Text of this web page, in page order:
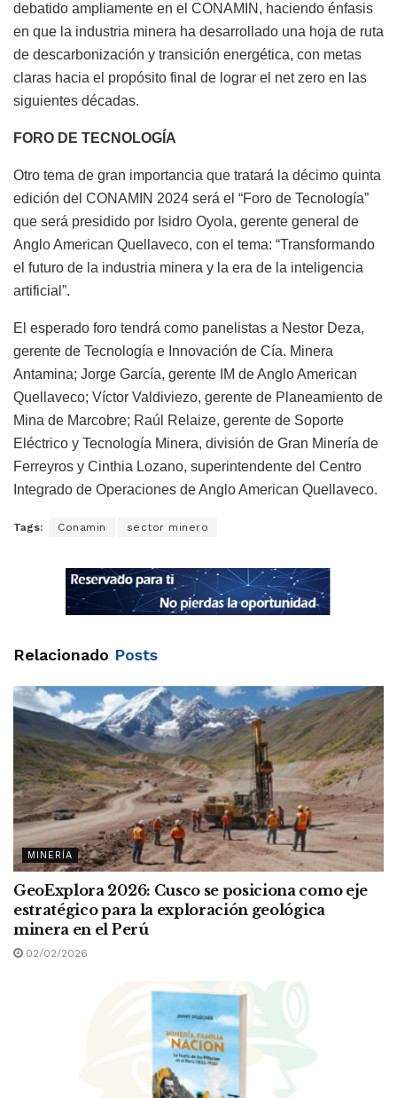
debatido ampliamente en el CONAMIN, haciendo énfasis
en que la industria minera ha desarrollado una hoja de ruta
de descarbonización y transición energética, con metas
claras hacia el propósito final de lograr el net zero en las
siguientes décadas.
FORO DE TECNOLOGÍA
Otro tema de gran importancia que tratará la décimo quinta
edición del CONAMIN 2024 será el “Foro de Tecnología”
que será presidido por Isidro Oyola, gerente general de
Anglo American Quellaveco, con el tema: “Transformando
el futuro de la industria minera y la era de la inteligencia
artificial”.
El esperado foro tendrá como panelistas a Nestor Deza,
gerente de Tecnología e Innovación de Cía. Minera
Antamina; Jorge García, gerente IM de Anglo American
Quellaveco; Víctor Valdiviezo, gerente de Planeamiento de
Mina de Marcobre; Raúl Relaize, gerente de Soporte
Eléctrico y Tecnología Minera, división de Gran Minería de
Ferreyros y Cinthia Lozano, superintendente del Centro
Integrado de Operaciones de Anglo American Quellaveco.
Tags: Conamin sector minero
Relacionado Posts
MINERÍA
GeoExplora 2026: Cusco se posiciona como eje
estratégico para la exploración geológica
minera en el Perú
02/02/2026